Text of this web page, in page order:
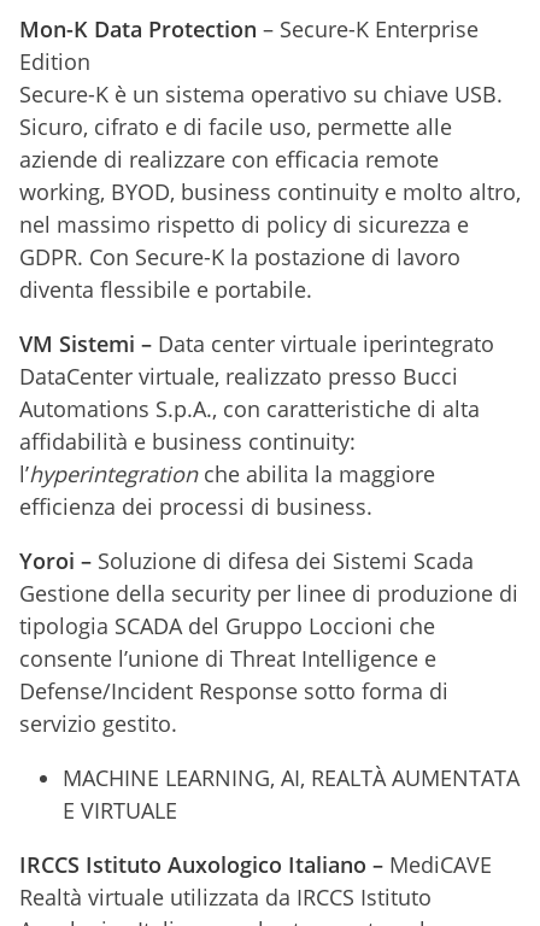
Mon-K Data Protection – Secure-K Enterprise
Edition
Secure-K è un sistema operativo su chiave USB.
Sicuro, cifrato e di facile uso, permette alle
aziende di realizzare con efficacia remote
working, BYOD, business continuity e molto altro,
nel massimo rispetto di policy di sicurezza e
GDPR. Con Secure-K la postazione di lavoro
diventa flessibile e portabile.
VM Sistemi – Data center virtuale iperintegrato
DataCenter virtuale, realizzato presso Bucci
Automations S.p.A., con caratteristiche di alta
affidabilità e business continuity:
l’hyperintegrationche abilita la maggiore
efficienza dei processi di business.
Yoroi – Soluzione di difesa dei Sistemi Scada
Gestione della security per linee di produzione di
tipologia SCADA del Gruppo Loccioni che
consente l’unione di Threat Intelligence e
Defense/Incident Response sotto forma di
servizio gestito.
MACHINE LEARNING, AI, REALTÀ AUMENTATA
E VIRTUALE
IRCCS Istituto Auxologico Italiano – MediCAVE
Realtà virtuale utilizzata da IRCCS Istituto